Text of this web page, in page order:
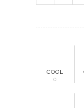
COOL
0